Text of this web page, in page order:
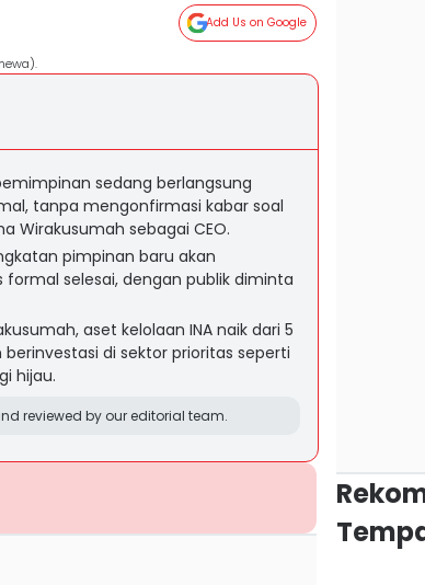
Add Us on Google
sedang berlangsung
tanpa mengonfirmasi kabar soal
Wirakusumah sebagai CEO.
pimpinan baru akan
selesai, dengan publik diminta
aset kelolaan INA naik dari 5
di sektor prioritas seperti
hijau.
reviewed by our editorial team.